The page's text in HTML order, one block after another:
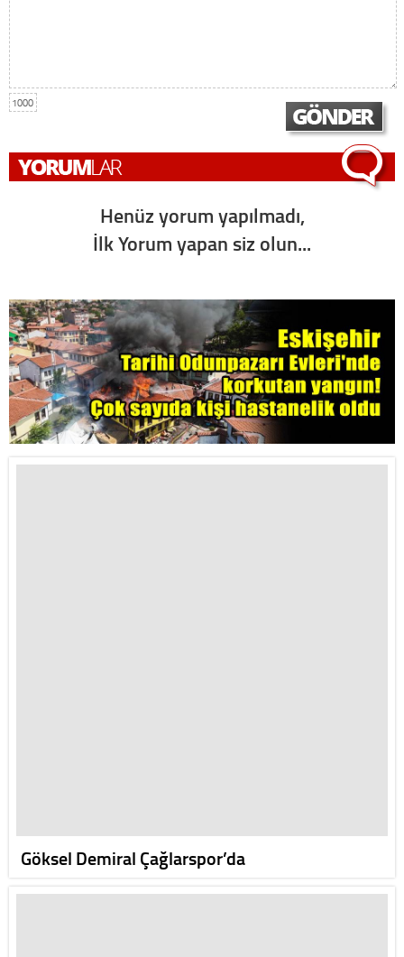
1000
Henüz yorum yapılmadı,
İlk Yorum yapan siz olun...
Göksel Demiral Çağlarspor’da